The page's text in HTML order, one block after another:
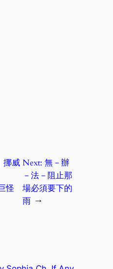
挪威
怪
Next:無－辦
－法－阻止那
場必須要下的
雨 →